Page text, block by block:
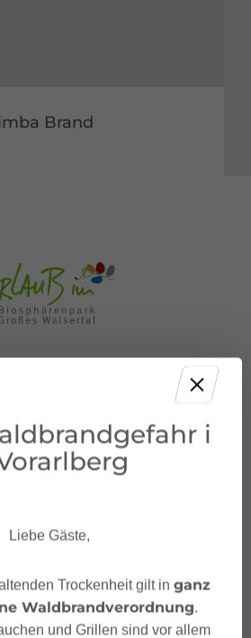
Brand
ist uns wichtig – Feedback
i
Liebe Gäste,
Trockenheit gilt in ganz
Waldbrandverordnung.
und Grillen sind vor allem